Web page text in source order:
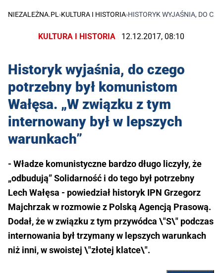
NIEZALEŻNA.PL ›KULTURA I HISTORIA›HISTORYK WYJAŚNIA, DO
KULTURA I HISTORIA 12.12.2017, 08:10
Historyk wyjaśnia, do czego
potrzebny był komunistom
Wałęsa. „W związku z tym
internowany był w lepszych
warunkach”
- Władze komunistyczne bardzo długo liczyły, że
„odbudują” Solidarność i do tego był potrzebny
Lech Wałęsa - powiedział historyk IPN Grzegorz
Majchrzak w rozmowie z Polską Agencją Prasową.
Dodał, że w związku z tym przywódca \"S\" podczas
internowania był trzymany w lepszych warunkach
niż inni, w swoistej \"złotej klatce\".